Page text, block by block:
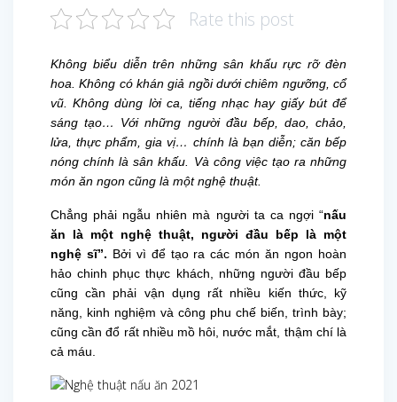
Rate this post
Không biểu diễn trên những sân khấu rực rỡ đèn
hoa. Không có khán giả ngồi dưới chiêm ngưỡng, cổ
vũ. Không dùng lời ca, tiếng nhạc hay giấy bút để
sáng tạo… Với những người đầu bếp, dao, chảo,
lửa, thực phẩm, gia vị… chính là bạn diễn; căn bếp
nóng chính là sân khấu. Và công việc tạo ra những
món ăn ngon cũng là một nghệ thuật.
Chẳng phải ngẫu nhiên mà người ta ca ngợi “nấu
ăn là một nghệ thuật, người đầu bếp là một
nghệ sĩ”. Bởi vì để tạo ra các món ăn ngon hoàn
hảo chinh phục thực khách, những người đầu bếp
cũng cần phải vận dụng rất nhiều kiến thức, kỹ
năng, kinh nghiệm và công phu chế biến, trình bày;
cũng cần đổ rất nhiều mồ hôi, nước mắt, thậm chí là
cả máu.